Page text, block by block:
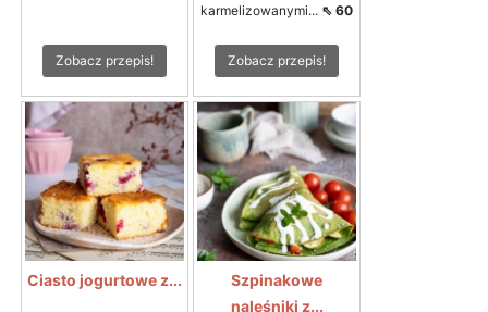
Zobacz przepis!
karmelizowanymi... ⇖ 60
Zobacz przepis!
Ciasto jogurtowe z...
Szpinakowe
naleśniki z...